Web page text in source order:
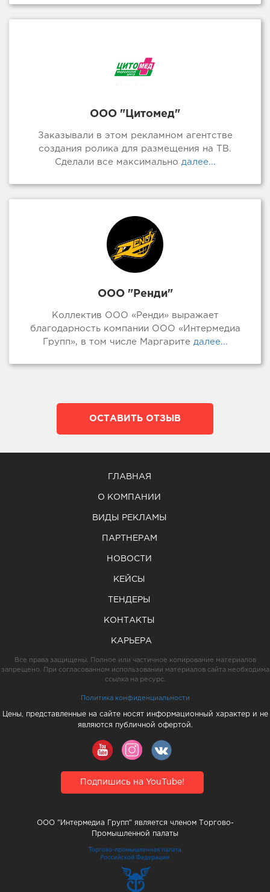
ООО "Цитомед"
Заказывали в этом рекламном агентстве
создания ролика для размещения на ТВ.
Сделали все максимально далее...
ООО "Ренди"
Коллектив ООО «Ренди» выражает
благодарность компании ООО «Интермедиа
Групп», в том числе Маргарите далее...
ОСТАВИТЬ ОТЗЫВ
ГЛАВНАЯ
О КОМПАНИИ
ВИДЫ РЕКЛАМЫ
ПАРТНЕРАМ
НОВОСТИ
КЕЙСЫ
ТЕНДЕРЫ
КОНТАКТЫ
КАРЬЕРА
Все права защищены. Полное или частичное копирование материалов
запрещено. При согласованном использовании материалов сайта необходима
ссылка на ресурс.
Политика конфиденциальности
Цены, представленные на сайте носят информационный характер и не
являются публичной офертой.
Подпишись на YouTube!
ООО "Интермедиа Групп" является членом Торгово-
Промышленной палаты